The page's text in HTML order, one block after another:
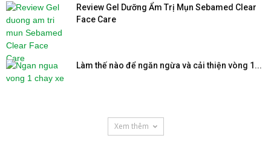
Review Gel Dưỡng Ẩm Trị Mụn Sebamed Clear
Face Care
Làm thế nào để ngăn ngừa và cải thiện vòng 1...
Xem thêm